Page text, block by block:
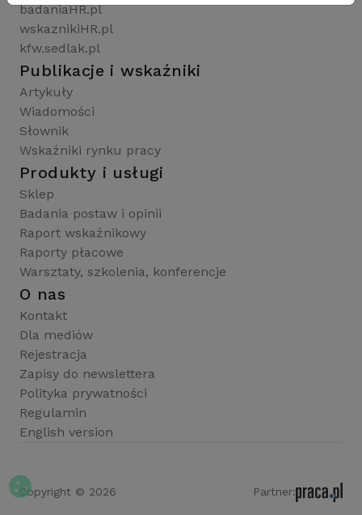
badaniaHR.pl
wskaznikiHR.pl
kfw.sedlak.pl
Publikacje i wskaźniki
Artykuły
Wiadomości
Słownik
Wskaźniki rynku pracy
Produkty i usługi
Sklep
Badania postaw i opinii
Raport wskaźnikowy
Raporty płacowe
Warsztaty, szkolenia, konferencje
O nas
Kontakt
Dla mediów
Rejestracja
Zapisy do newslettera
Polityka prywatności
Regulamin
English version
Copyright © 2026 Partner: